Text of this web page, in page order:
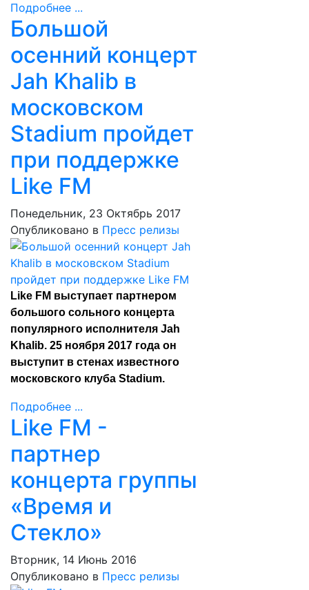
Подробнее ...
Большой
осенний концерт
Jah Khalib в
московском
Stadium пройдет
при поддержке
Like FM
Понедельник, 23 Октябрь 2017
Опубликовано в Пресс релизы
Like FM выступает партнером
большого сольного концерта
популярного исполнителя Jah
Khalib. 25 ноября 2017 года он
выступит в стенах известного
московского клуба Stadium.
Подробнее ...
Like FM -
партнер
концерта группы
«Время и
Стекло»
Вторник, 14 Июнь 2016
Опубликовано в Пресс релизы